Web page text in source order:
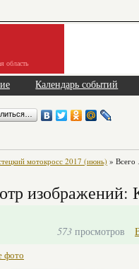
область
Календарь событий
мотокросс 2017 (июнь) » Всего
изображений:
573 просмотров
фото